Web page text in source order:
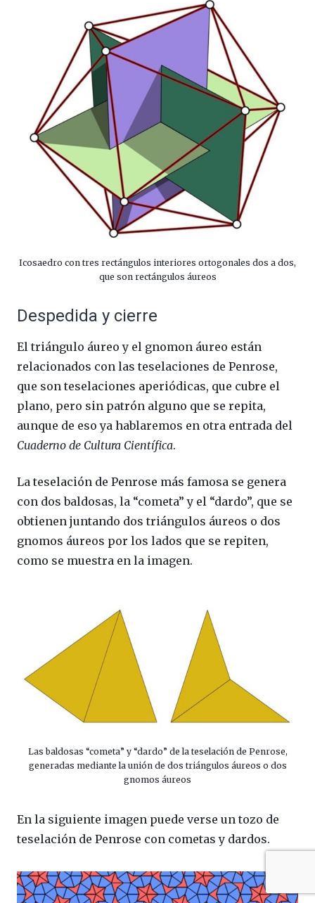
Icosaedro con tres rectángulos interiores ortogonales dos a dos,
que son rectángulos áureos
Despedida y cierre
El triángulo áureo y el gnomon áureo están
relacionados con las teselaciones de Penrose,
que son teselaciones aperiódicas, que cubre el
plano, pero sin patrón alguno que se repita,
aunque de eso ya hablaremos en otra entrada del
Cuaderno de Cultura Científica.
La teselación de Penrose más famosa se genera
con dos baldosas, la “cometa” y el “dardo”, que se
obtienen juntando dos triángulos áureos o dos
gnomos áureos por los lados que se repiten,
como se muestra en la imagen.
Las baldosas “cometa” y “dardo” de la teselación de Penrose,
generadas mediante la unión de dos triángulos áureos o dos
gnomos áureos
En la siguiente imagen puede verse un tozo de
teselación de Penrose con cometas y dardos.